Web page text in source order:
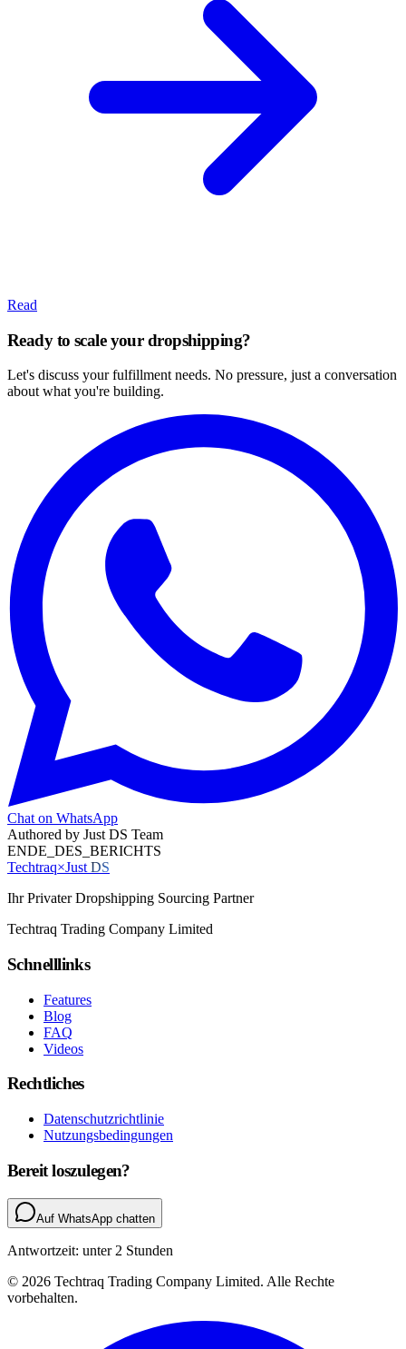
Read
Ready to scale your dropshipping?
Let's discuss your fulfillment needs. No pressure, just a conversation
about what you're building.
Chat on WhatsApp
Authored by Just DS Team
ENDE_DES_BERICHTS
Techtraq×Just DS
Ihr Privater Dropshipping Sourcing Partner
Techtraq Trading Company Limited
Schnelllinks
Features
Blog
FAQ
Videos
Rechtliches
Datenschutzrichtlinie
Nutzungsbedingungen
Bereit loszulegen?
Auf WhatsApp chatten
Antwortzeit: unter 2 Stunden
© 2026 Techtraq Trading Company Limited. Alle Rechte
vorbehalten.